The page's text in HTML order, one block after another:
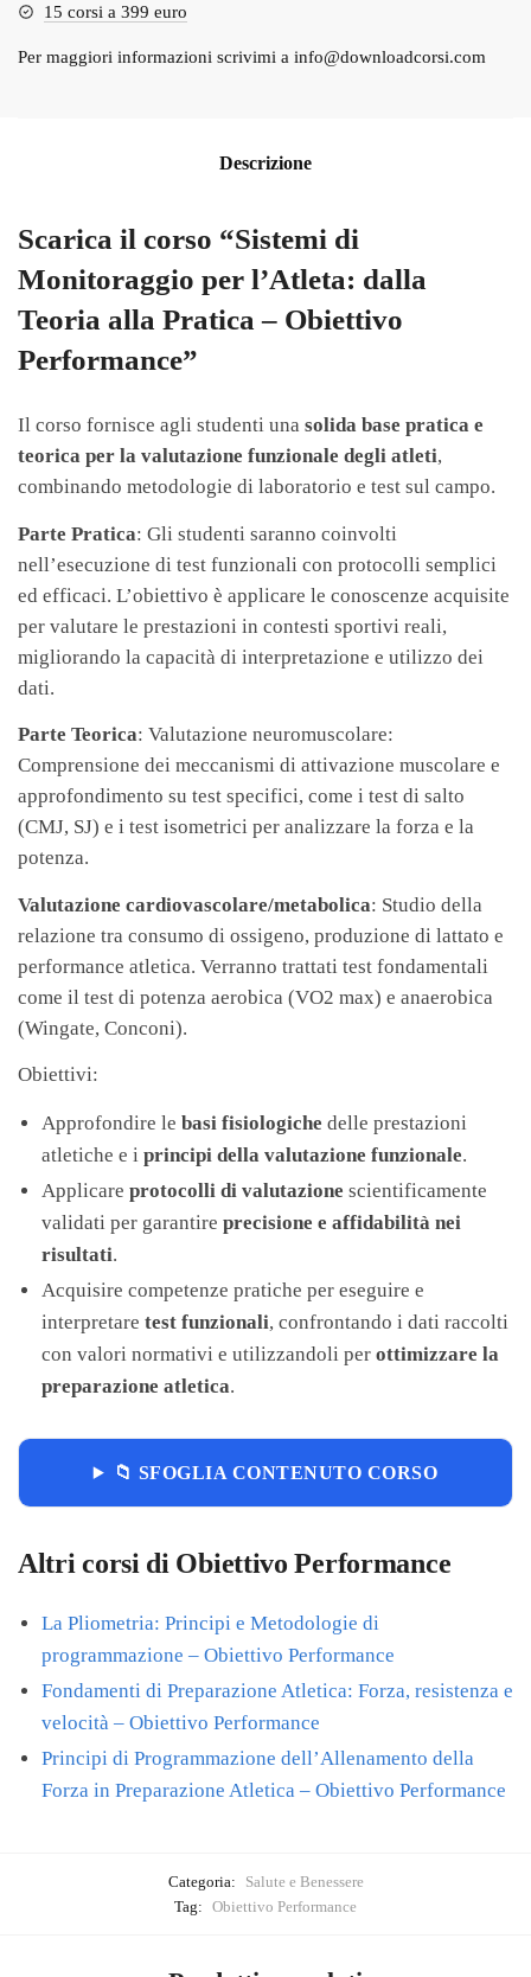
15 corsi a 399 euro
Per maggiori informazioni scrivimi a info@downloadcorsi.com
Descrizione
Scarica il corso “Sistemi di
Monitoraggio per l’Atleta: dalla
Teoria alla Pratica – Obiettivo
Performance”
Il corso fornisce agli studenti una solida base pratica e
teorica per la valutazione funzionale degli atleti,
combinando metodologie di laboratorio e test sul campo.
Parte Pratica: Gli studenti saranno coinvolti
nell’esecuzione di test funzionali con protocolli semplici
ed efficaci. L’obiettivo è applicare le conoscenze acquisite
per valutare le prestazioni in contesti sportivi reali,
migliorando la capacità di interpretazione e utilizzo dei
dati.
Parte Teorica: Valutazione neuromuscolare:
Comprensione dei meccanismi di attivazione muscolare e
approfondimento su test specifici, come i test di salto
(CMJ, SJ) e i test isometrici per analizzare la forza e la
potenza.
Valutazione cardiovascolare/metabolica: Studio della
relazione tra consumo di ossigeno, produzione di lattato e
performance atletica. Verranno trattati test fondamentali
come il test di potenza aerobica (VO2 max) e anaerobica
(Wingate, Conconi).
Obiettivi:
Approfondire le basi fisiologiche delle prestazioni
atletiche e i principi della valutazione funzionale.
Applicare protocolli di valutazione scientificamente
validati per garantire precisione e affidabilità nei
risultati.
Acquisire competenze pratiche per eseguire e
interpretare test funzionali, confrontando i dati raccolti
con valori normativi e utilizzandoli per ottimizzare la
preparazione atletica.
📁 SFOGLIA CONTENUTO CORSO
Altri corsi di Obiettivo Performance
La Pliometria: Principi e Metodologie di
programmazione – Obiettivo Performance
Fondamenti di Preparazione Atletica: Forza, resistenza e
velocità – Obiettivo Performance
Principi di Programmazione dell’Allenamento della
Forza in Preparazione Atletica – Obiettivo Performance
Categoria:
Salute e Benessere
Tag: Obiettivo Performance